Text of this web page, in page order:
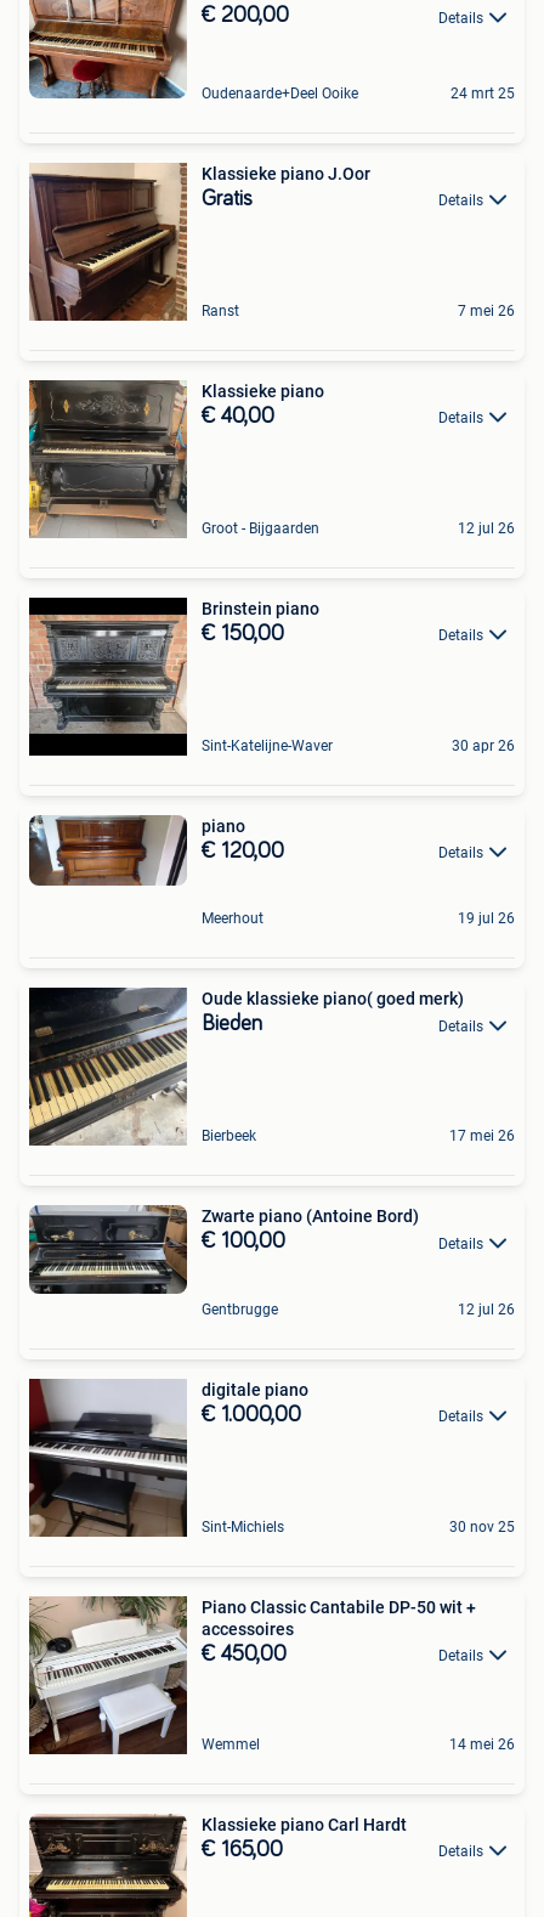
€ 200,00 Details
Oudenaarde+Deel Ooike 24 mrt 25
Klassieke piano J.Oor
Gratis Details
Ranst 7 mei 26
Klassieke piano
€ 40,00 Details
Groot - Bijgaarden 12 jul 26
Brinstein piano
€ 150,00 Details
Sint-Katelijne-Waver 30 apr 26
piano
€ 120,00 Details
Meerhout 19 jul 26
Oude klassieke piano( goed merk)
Bieden Details
Bierbeek 17 mei 26
Zwarte piano (Antoine Bord)
€ 100,00 Details
Gentbrugge 12 jul 26
digitale piano
€ 1.000,00 Details
Sint-Michiels 30 nov 25
Piano Classic Cantabile DP-50 wit +
accessoires
€ 450,00 Details
Wemmel 14 mei 26
Klassieke piano Carl Hardt
€ 165,00 Details